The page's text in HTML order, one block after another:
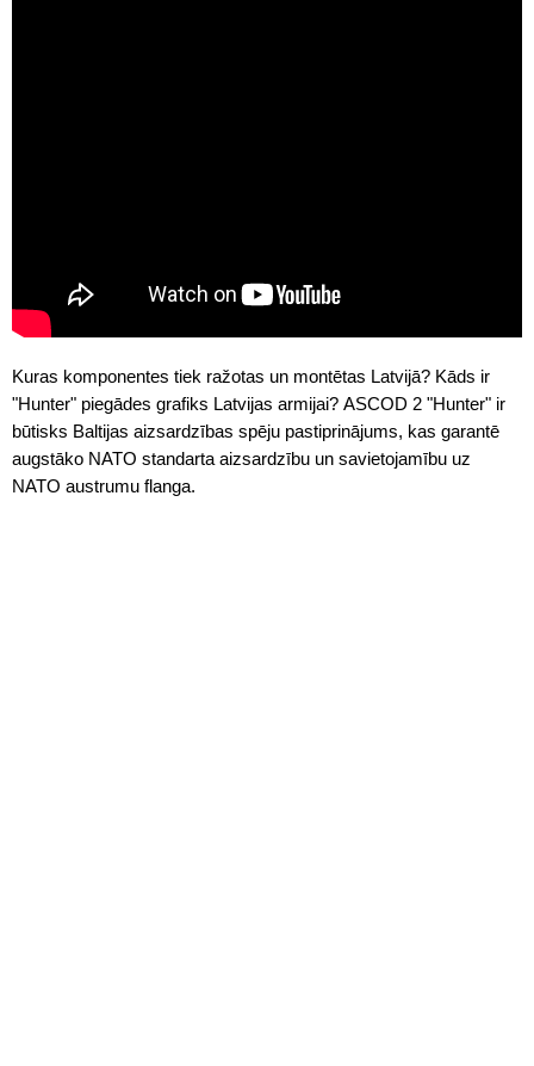
Kuras komponentes tiek ražotas un montētas Latvijā? Kāds ir
"Hunter" piegādes grafiks Latvijas armijai? ASCOD 2 "Hunter" ir
būtisks Baltijas aizsardzības spēju pastiprinājums, kas garantē
augstāko NATO standarta aizsardzību un savietojamību uz
NATO austrumu flanga.